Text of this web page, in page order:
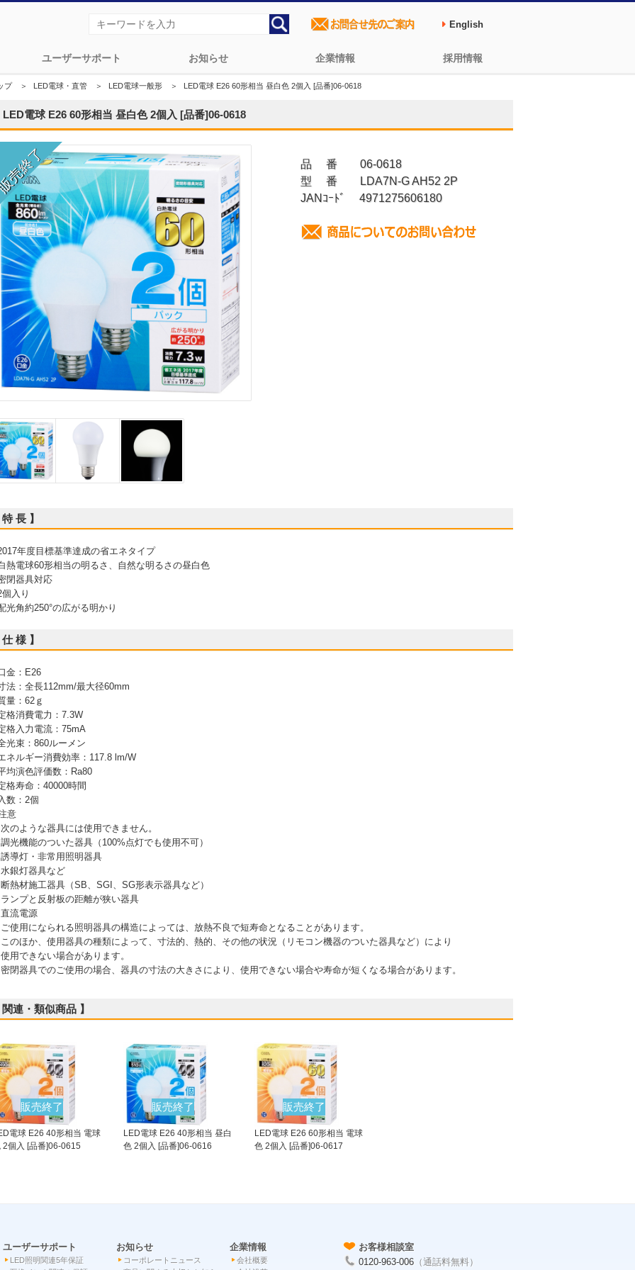
ユーザーサポート お知らせ 企業情報 採用情報
English
プ＞ LED電球・直管 ＞ LED電球一般形 ＞ LED電球 E26 60形相当 昼白色 2個入 [品番]06-0618
LED電球 E26 60形相当 昼白色 2個入 [品番]06-0618
品 番 06-0618
型 番 LDA7N-G AH52 2P
JANｺｰﾄﾞ 4971275606180
特 長 】
年度目標基準達成の省エネタイプ
熱電球60形相当の明るさ、自然な明るさの昼白色
閉器具対応
入り
光角約250°の広がる明かり
仕 様 】
金：E26
法：全長112mm/最大径60mm
量：62ｇ
格消費電力：7.3W
格入力電流：75mA
光束：860ルーメン
ネルギー消費効率：117.8 lm/W
均演色評価数：Ra80
格寿命：40000時間
数：2個
意
のような器具には使用できません。
調光機能のついた器具（100%点灯でも使用不可）
誘導灯・非常用照明器具
水銀灯器具など
断熱材施工器具（SB、SGI、SG形表示器具など）
ランプと反射板の距離が狭い器具
直流電源
使用になられる照明器具の構造によっては、放熱不良で短寿命となることがあります。
のほか、使用器具の種類によって、寸法的、熱的、その他の状況（リモコン機器のついた器具など）により
用できない場合があります。
閉器具でのご使用の場合、器具の寸法の大きさにより、使用できない場合や寿命が短くなる場合があります。
関連・類似商品 】
販売終了
電球 E26 40形相当 電球
2個入 [品番]06-0615
販売終了
LED電球 E26 40形相当 昼白
色 2個入 [品番]06-0616
販売終了
LED電球 E26 60形相当 電球
色 2個入 [品番]06-0617
ユーザーサポート
LED照明関連5年保証
お知らせ
コーポレートニュース
企業情報
会社概要
お客様相談室
0120-963-006 （通話料無料）